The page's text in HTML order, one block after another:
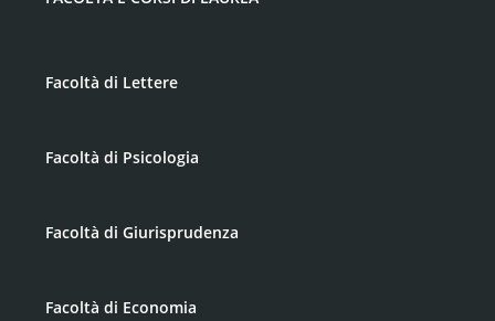
Facoltà di Lettere
Facoltà di Psicologia
Facoltà di Giurisprudenza
Facoltà di Economia